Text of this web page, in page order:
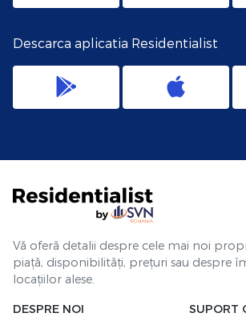
Descarca aplicatia Residentialist
Vă oferă detalii despre cele mai noi
piață, disponibilități, prețuri sau despre
locațiilor alese.
DESPRE NOI SUPORT